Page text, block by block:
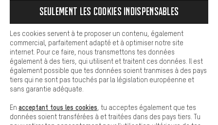
Conditions générales de vente Plateforme d'Alerte
Reprise des batteries Corepile Paramètres de cookies
Modifier le contraste
Tous les prix s'entendent en euros (MwSt hors) plus les
frais de portpour la livraison versÉtats-Unis.
facilement les bons produits. Par exemple, nous proposons une
facilement aux questions.
Cookies de base
Les cookies de base garantissent que tu puisses utiliser les
fonctions de notre site web.
Seulement les cookies indispensables
Les cookies servent à te proposer un contenu, également
commercial, parfaitement adapté et à optimiser notre site
internet. Pour ce faire, nous transmettons tes données
également à des tiers, qui utilisent et traitent ces données. Il est
également possible que tes données soient tranmises à des pays
tiers qui ne sont pas touchés par la législation européenne et
sans garantie adéquate.
En acceptant tous les cookies , tu acceptes également que tes
données soient transférées à et traitées dans des pays tiers. Tu